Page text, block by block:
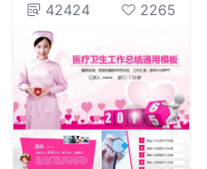
42424 2265